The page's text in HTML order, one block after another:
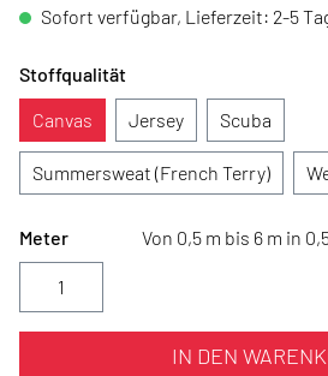
Sofort verfügbar, Lieferzeit: 2-5
Stoffqualität
Canvas
Jersey Scuba
Summersweat (French Terry)
Meter Von 0,5 m bis 6 m in
IN DEN